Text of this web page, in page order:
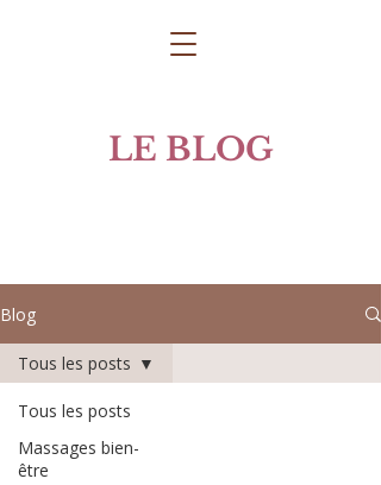
LE BLOG
Blog
Tous les posts
Massages bien-
être
Tous les posts